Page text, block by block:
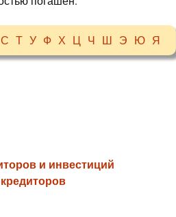
С Т У Ф Х Ц Ч Ш Э Ю Я
и инвестиций